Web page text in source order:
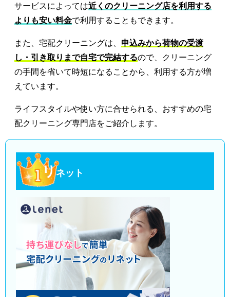
サービスによっては近くのクリーニング店を利用する
よりも安い料金で利用することもできます。
また、宅配クリーニングは、 申込みから荷物の受渡
し・引き取りまで自宅で完結するので、クリーニング
の手間を省いて時短になることから、利用する方が増
えています。
ライフスタイルや使い方に合せられる、おすすめの宅
配クリーニング専門店をご紹介します。
リネット